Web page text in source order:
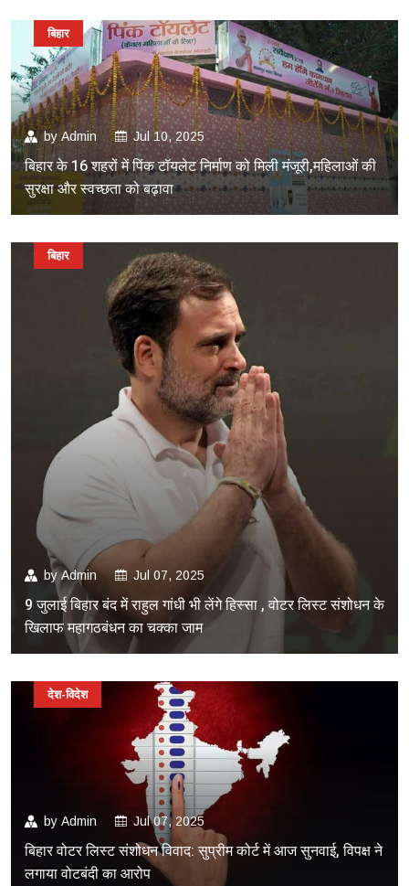
by Admin Jul 10, 2025
बिहार के 16 शहरों में पिंक टॉयलेट निर्माण को मिली मंजूरी,महिलाओं की
सुरक्षा और स्वच्छता को बढ़ावा
बिहार
byAdmin Jul 07, 2025
9 जुलाई बिहार बंद में राहुल गांधी भी लेंगे हिस्सा , वोटर लिस्ट संशोधन के
खिलाफ महागठबंधन का चक्का जाम
बिहार
by Admin Jul 07, 2025
बिहार वोटर लिस्ट संशोधन विवाद: सुप्रीम कोर्ट में आज सुनवाई, विपक्ष ने
लगाया वोटबंदी का आरोप
देश-विदेश